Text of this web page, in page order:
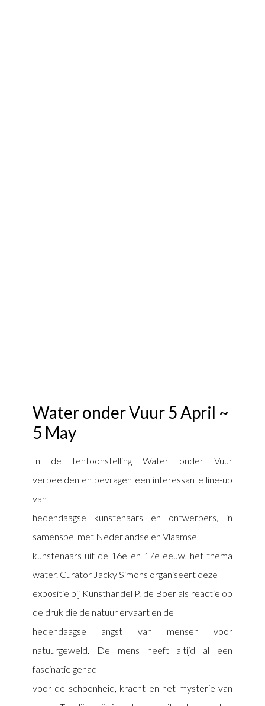
Water onder Vuur 5 April ~
5 May
In de tentoonstelling Water onder Vuur
verbeelden en bevragen een interessante line-up
van
hedendaagse kunstenaars en ontwerpers, in
samenspel met Nederlandse en Vlaamse
kunstenaars uit de 16e en 17e eeuw, het thema
water. Curator Jacky Simons organiseert deze
expositie bij Kunsthandel P. de Boer als reactie op
de druk die de natuur ervaart en de
hedendaagse angst van mensen voor
natuurgeweld. De mens heeft altijd al een
fascinatie gehad
voor de schoonheid, kracht en het mysterie van